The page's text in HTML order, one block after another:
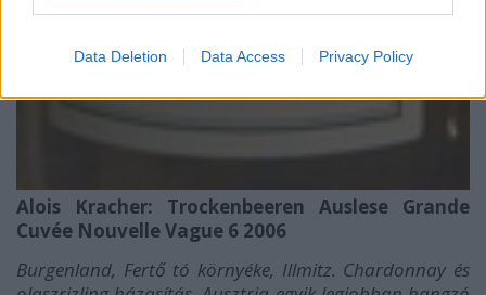
Data Deletion Data Access Privacy Policy
Alois Kracher: Trockenbeeren Auslese Grande
Cuvée Nouvelle Vague 6 2006
Burgenland, Fertő tó környéke, Illmitz. Chardonnay és